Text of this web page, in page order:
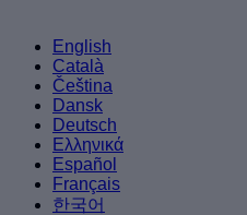
English
Català
Čeština
Dansk
Deutsch
Ελληνικά
Español
Français
한국어